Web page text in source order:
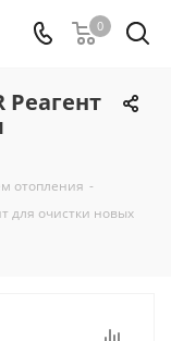
0
Реагент
отопления -
для очистки новых